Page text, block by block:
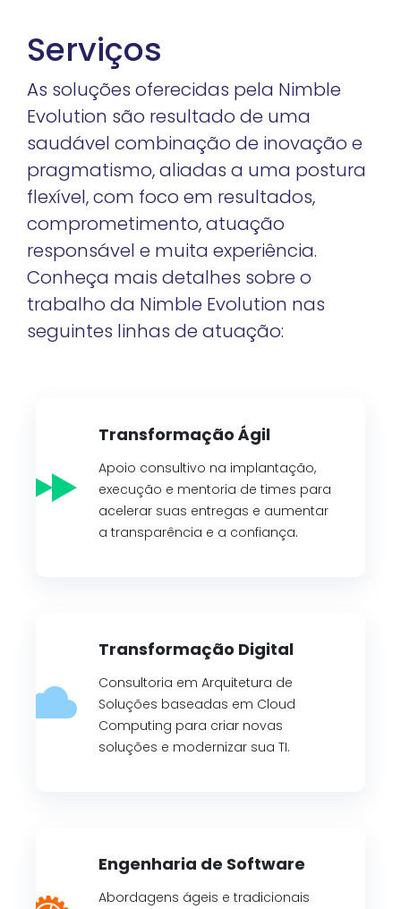
Serviços
As soluções oferecidas pela Nimble
Evolution são resultado de uma
saudável combinação de inovação e
pragmatismo, aliadas a uma postura
flexível, com foco em resultados,
comprometimento, atuação
responsável e muita experiência.
Conheça mais detalhes sobre o
trabalho da Nimble Evolution nas
seguintes linhas de atuação:
Transformação Ágil
Apoio consultivo na implantação,
execução e mentoria de times para
acelerar suas entregas e aumentar
a transparência e a confiança.
Transformação Digital
Consultoria em Arquitetura de
Soluções baseadas em Cloud
Computing para criar novas
soluções e modernizar sua TI.
Engenharia de Software
Abordagens ágeis e tradicionais